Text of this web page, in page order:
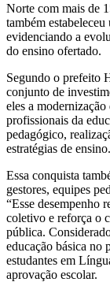
Norte com mais de
também
evidenciando a
do ensino ofertado.
Segundo o prefeito
conjunto de
eles a
profissionais da
pedagógico,
estratégias de ensino.
Essa conquista
gestores, equipes
“Esse desempenho
coletivo e reforça o
pública.
educação básica no
estudantes em
aprovação escolar.